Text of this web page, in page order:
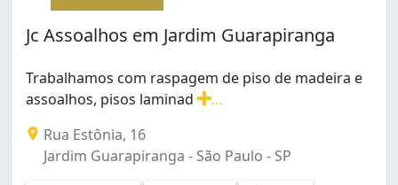
Jc Assoalhos em Jardim Guarapiranga
Trabalhamos com raspagem de piso de madeira e
assoalhos, pisos laminad
Rua Estônia, 16
Jardim Guarapiranga - São Paulo - SP